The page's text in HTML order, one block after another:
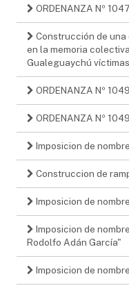
ORDENANZA Nº
Construcción de
en la memoria
Gualeguaychú
ORDENANZA Nº
ORDENANZA Nº
Imposicion de
Construccion de
Imposicion de
Imposicion de
Rodolfo Adán García"
Imposicion de